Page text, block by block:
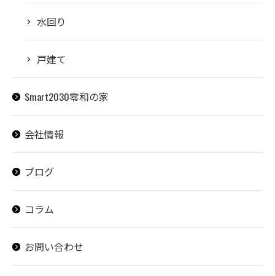
水回り
戸建て
Smart2030零和の家
会社情報
ブログ
コラム
お問い合わせ